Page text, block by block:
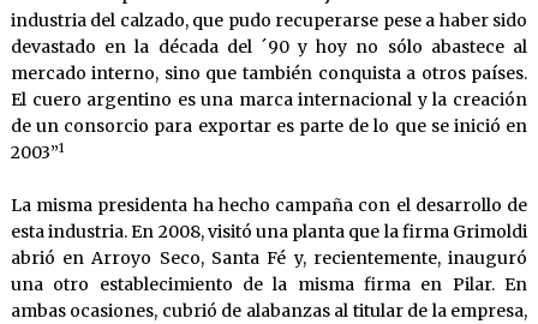
industria del calzado, que pudo recuperarse pese a haber sido
devastado en la década del ´90 y hoy no sólo abastece al
mercado interno, sino que también conquista a otros países.
El cuero argentino es una marca internacional y la creación
de un consorcio para exportar es parte de lo que se inició en
2003”1
La misma presidenta ha hecho campaña con el desarrollo de
esta industria. En 2008, visitó una planta que la firma Grimoldi
abrió en Arroyo Seco, Santa Fé y, recientemente, inauguró
una otro establecimiento de la misma firma en Pilar. En
ambas ocasiones, cubrió de alabanzas al titular de la empresa,